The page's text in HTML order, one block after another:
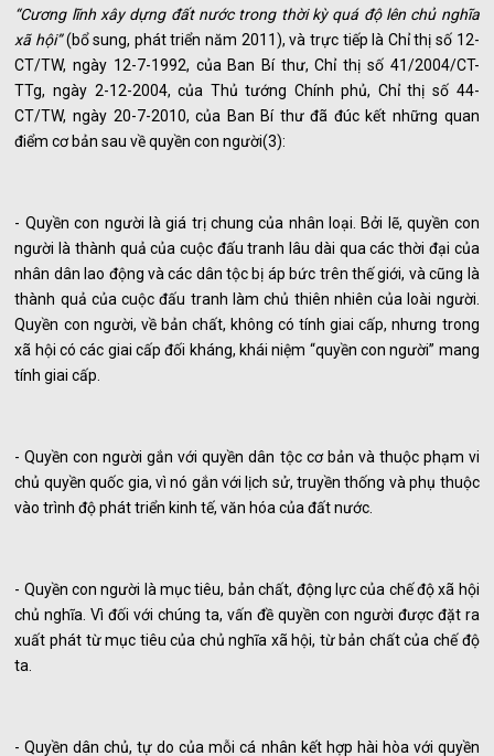
“Cương lĩnh xây dựng đất nước trong thời kỳ quá độ lên chủ nghĩa
xã hội”(bổ sung, phát triển năm 2011), và trực tiếp là Chỉ thị số 12-
CT/TW, ngày 12-7-1992, của Ban Bí thư, Chỉ thị số 41/2004/CT-
TTg, ngày 2-12-2004, của Thủ tướng Chính phủ, Chỉ thị số 44-
CT/TW, ngày 20-7-2010, của Ban Bí thư đã đúc kết những quan
điểm cơ bản sau về quyền con người(3):
- Quyền con người là giá trị chung của nhân loại. Bởi lẽ, quyền con
người là thành quả của cuộc đấu tranh lâu dài qua các thời đại của
nhân dân lao động và các dân tộc bị áp bức trên thế giới, và cũng là
thành quả của cuộc đấu tranh làm chủ thiên nhiên của loài người.
Quyền con người, về bản chất, không có tính giai cấp, nhưng trong
xã hội có các giai cấp đối kháng, khái niệm “quyền con người” mang
tính giai cấp.
- Quyền con người gắn với quyền dân tộc cơ bản và thuộc phạm vi
chủ quyền quốc gia, vì nó gắn với lịch sử, truyền thống và phụ thuộc
vào trình độ phát triển kinh tế, văn hóa của đất nước.
- Quyền con người là mục tiêu, bản chất, động lực của chế độ xã hội
chủ nghĩa. Vì đối với chúng ta, vấn đề quyền con người được đặt ra
xuất phát từ mục tiêu của chủ nghĩa xã hội, từ bản chất của chế độ
ta.
- Quyền dân chủ, tự do của mỗi cá nhân kết hợp hài hòa với quyền